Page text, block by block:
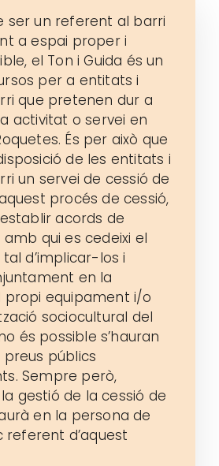
ser un referent al barri
a espai proper i
el Ton i Guida és un
per a entitats i
que pretenen dur a
activitat o servei en
És per això que
de les entitats i
un servei de cessió de
procés de cessió,
acords de
amb qui es cedeixi el
d’implicar-los i
en la
propi equipament i/o
sociocultural del
és possible s’hauran
públics
Sempre però,
la gestió de la cessió de
en la persona de
referent d’aquest